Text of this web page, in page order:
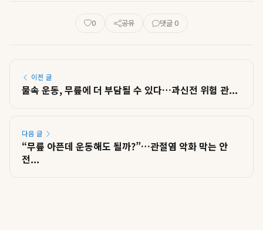
0 공유 댓글 0
이전 글
물속 운동, 무릎에 더 부담될 수 있다…과신전 위험 관...
다음 글
“무릎 아픈데 운동해도 될까?”…관절염 악화 막는 안
전...